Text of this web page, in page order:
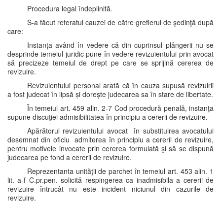
Procedura legal îndeplinită.
S-a făcut referatul cauzei de către grefierul de şedinţă după
care:
Instanța având în vedere că din cuprinsul plângerii nu se
desprinde temeiul juridic pune în vedere revizuientului prin avocat
să precizeze temeiul de drept pe care se sprijină cererea de
revizuire.
Revizuientului personal arată că în cauza supusă revizuirii
a fost judecat în lipsă și dorește judecarea sa în stare de libertate.
În temeiul art. 459 alin. 2-7 Cod procedură penală, instanţa
supune discuţiei admisibilitatea în principiu a cererii de revizuire.
Apărătorul revizuientului avocat în substituirea avocatului
desemnat din oficiu admiterea în principiu a cererii de revizuire,
pentru motivele invocate prin cererea formulată şi să se dispună
judecarea pe fond a cererii de revizuire.
Reprezentanta unităţii de parchet în temeiul art. 453 alin. 1
lit. a-f C.pr.pen. solicită respingerea ca inadmisibila a cererii de
revizuire întrucât nu este incident niciunul din cazurile de
revizuire.